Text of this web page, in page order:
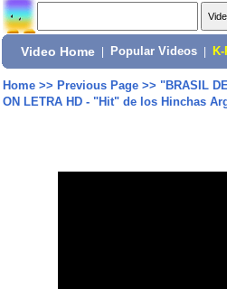
Video Home Popular Videos
Home>> Previous Page>> "BRASIL
ON LETRA HD - "Hit" de los Hinchas